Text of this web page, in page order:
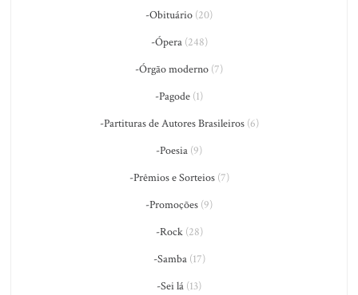
-Obituário (20)
-Ópera(248)
-Órgão moderno (7)
-Pagode (1)
-Partituras de Autores Brasileiros(6)
-Poesia (9)
-Prêmios e Sorteios(7)
-Promoções (9)
-Rock(28)
-Samba(17)
-Sei lá (13)